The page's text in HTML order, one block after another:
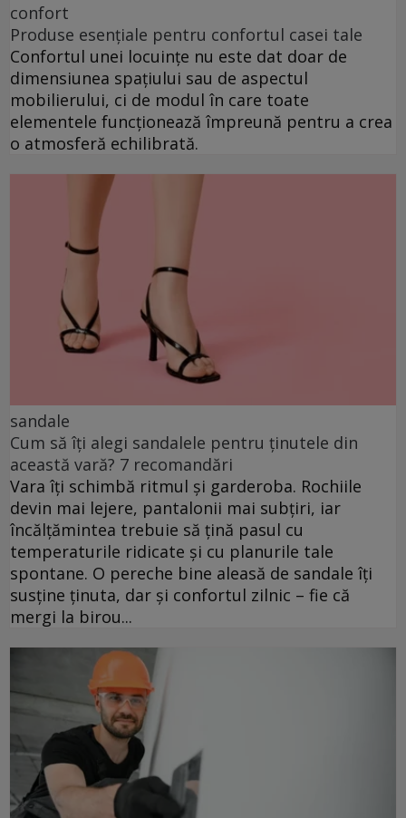
confort
Produse esențiale pentru confortul casei tale
Confortul unei locuințe nu este dat doar de
dimensiunea spațiului sau de aspectul
mobilierului, ci de modul în care toate
elementele funcționează împreună pentru a crea
o atmosferă echilibrată.
sandale
Cum să îți alegi sandalele pentru ținutele din
această vară? 7 recomandări
Vara îți schimbă ritmul și garderoba. Rochiile
devin mai lejere, pantalonii mai subțiri, iar
încălțămintea trebuie să țină pasul cu
temperaturile ridicate și cu planurile tale
spontane. O pereche bine aleasă de sandale îți
susține ținuta, dar și confortul zilnic – fie că
mergi la birou...